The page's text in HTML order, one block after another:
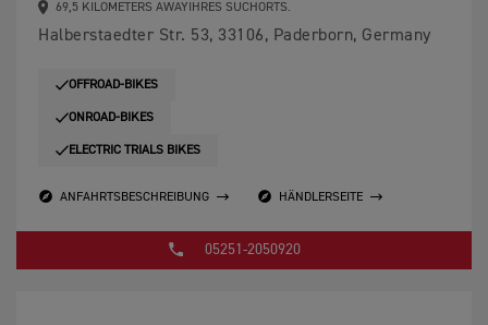
69,5 KILOMETERS AWAYIHRES SUCHORTS.
Halberstaedter Str. 53, 33106, Paderborn, Germany
OFFROAD-BIKES
ONROAD-BIKES
ELECTRIC TRIALS BIKES
ANFAHRTSBESCHREIBUNG HÄNDLERSEITE
05251-2050920